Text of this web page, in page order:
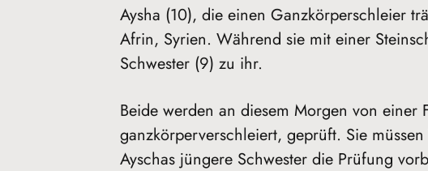
Aysha (10), die einen Ganzkörperschleier
Afrin, Syrien. Während sie mit einer
Schwester (9) zu ihr.
Beide werden an diesem Morgen von einer
ganzkörperverschleiert, geprüft. Sie
Ayschas jüngere Schwester die Prüfung